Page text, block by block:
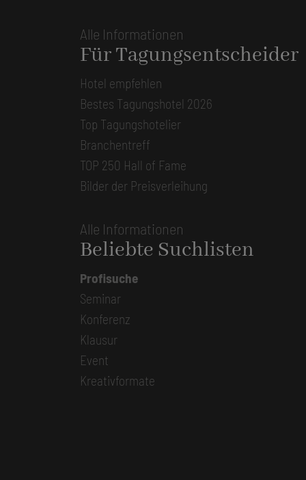
Alle Informationen
Für Tagungsentscheider
Hotel empfehlen
Bestes Tagungshotel 2026
Top Tagungshotelier
Branchentreff
TOP 250 Hall of Fame
Bilder der Preisverleihung
Alle Informationen
Beliebte Suchlisten
Profisuche
Seminar
Konferenz
Klausur
Event
Kreativformate